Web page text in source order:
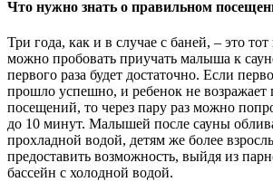
Что нужно знать о правильном
Три года, как и в случае с баней, – это тот
можно пробовать приучать малыша к
первого раза будет достаточно. Если
прошло успешно, и ребенок не
посещений, то через пару раз можно
до 10 минут. Малышей после сауны
прохладной водой, детям же более
предоставить возможность, выйдя из
бассейн с холодной водой.